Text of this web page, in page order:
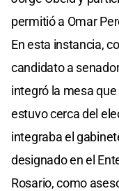
permitió a Omar
En esta instancia,
candidato a
integró la mesa
estuvo cerca del
integraba el
designado en el
Rosario, como